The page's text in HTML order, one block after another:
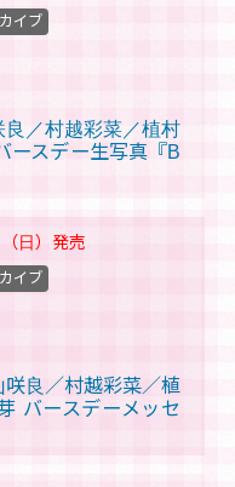
／村越彩菜／植村
ースデー生写真『B
イブ
日） 発売
咲良／村越彩菜／植
バースデーメッセ
イブ